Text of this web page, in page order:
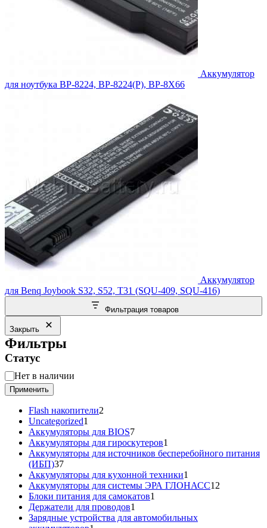
Аккумулятор
для ноутбука BP-8224, BP-8224(P), BP-8X66
Аккумулятор
для Benq Joybook S32, S52, T31 (SQU-409, SQU-416)
Фильтрация товаров
Закрыть
Фильтры
Статус
Статус
Нет в наличии
Применить
Flash накопители2
Uncategorized1
товар
Аккумуляторы для BIOS77
товаров
Аккумуляторы для гироскутеров1
товар
Аккумуляторы для источников бесперебойного питания
(ИБП)3737
товаров
Аккумуляторы для кухонной техники1
товар
Аккумуляторы для системы ЭРА ГЛОНАСС12
Блоки питания для самокатов1
Держатели для проводов1
товар
Зарядные устройства для автомобильных